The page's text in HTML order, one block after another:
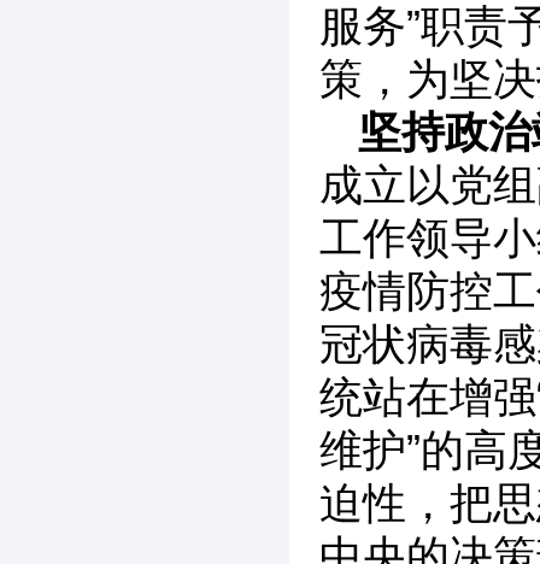
服务”职责
策，为坚
坚持政
成立以党
工作领导
疫情防控
冠状病毒
统站在增
维护”的高
迫性，把